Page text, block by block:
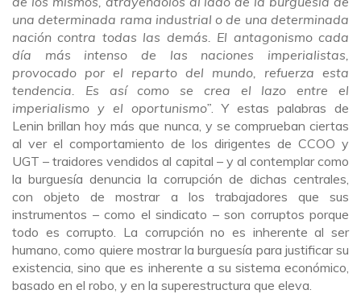
una determinada rama industrial o de una determinada
nación contra todas las demás. El antagonismo cada
día más intenso de las naciones imperialistas,
provocado por el reparto del mundo, refuerza esta
tendencia. Es así como se crea el lazo entre el
imperialismo y el oportunismo” . Y estas palabras de
Lenin brillan hoy más que nunca, y se comprueban ciertas
al ver el comportamiento de los dirigentes de CCOO y
UGT – traidores vendidos al capital – y al contemplar como
la burguesía denuncia la corrupción de dichas centrales,
con objeto de mostrar a los trabajadores que sus
instrumentos – como el sindicato – son corruptos porque
todo es corrupto. La corrupción no es inherente al ser
humano, como quiere mostrar la burguesía para justificar su
existencia, sino que es inherente a su sistema económico,
basado en el robo, y en la superestructura que eleva.